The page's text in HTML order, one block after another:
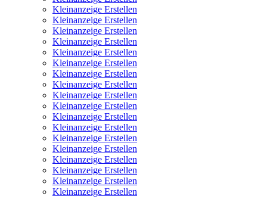
Kleinanzeige Erstellen
Kleinanzeige Erstellen
Kleinanzeige Erstellen
Kleinanzeige Erstellen
Kleinanzeige Erstellen
Kleinanzeige Erstellen
Kleinanzeige Erstellen
Kleinanzeige Erstellen
Kleinanzeige Erstellen
Kleinanzeige Erstellen
Kleinanzeige Erstellen
Kleinanzeige Erstellen
Kleinanzeige Erstellen
Kleinanzeige Erstellen
Kleinanzeige Erstellen
Kleinanzeige Erstellen
Kleinanzeige Erstellen
Kleinanzeige Erstellen